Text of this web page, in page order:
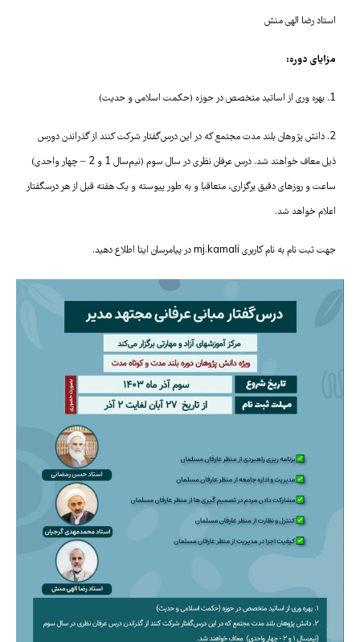
استاد رضا الهی منش
مزایای دوره:
1. بهره وری از اساتید متخصص در حوزه (حکمت اسلامی و حدیث)
2. دانش پژوهان بلند مدت مجتمع که در این درس‌گفتار شرکت کنند از گذراندن دورس
ذیل معاف خواهند شد. درس عرفان نظری در سال سوم (نیم‌سال 1 و 2 – چهار واحدی)
ساعت و روزهای دقیق برگزاری، متعاقبا و به طور پیوسته و یک هفته قبل از هر درسگفتار
اعلام خواهد شد.
جهت ثبت نام به نام کاربری mj.kamaliدر پیامرسان ایتا اطلاع دهید.